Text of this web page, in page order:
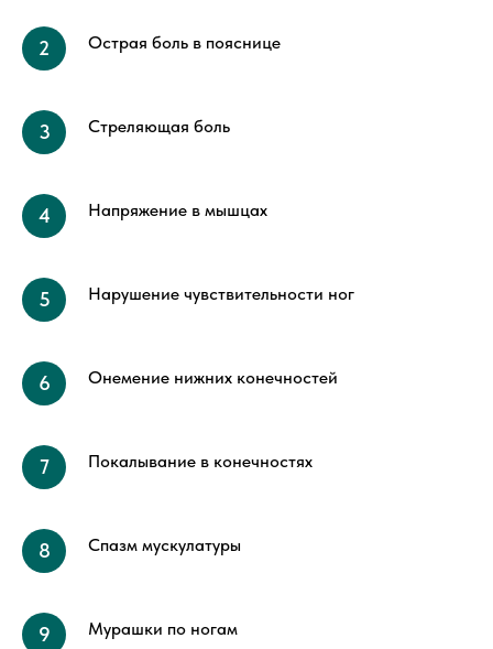
Острая боль в пояснице
Стреляющая боль
Напряжение в мышцах
Нарушение чувствительности ног
Онемение нижних конечностей
Покалывание в конечностях
Спазм мускулатуры
Мурашки по ногам